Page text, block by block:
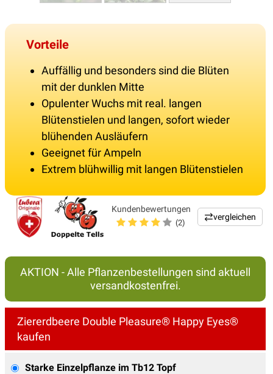
Vorteile
Auffällig und besonders sind die Blüten
mit der dunklen Mitte
Opulenter Wuchs mit real. langen
Blütenstielen und langen, sofort wieder
blühenden Ausläufern
Geeignet für Ampeln
Extrem blühwillig mit langen Blütenstielen
Kundenbewertungen
(2)
vergleichen
AKTION - Alle Pflanzenbestellungen sind aktuell
versandkostenfrei.
Ziererdbeere Double Pleasure® Happy Eyes®
kaufen
Starke Einzelpflanze im Tb12 Topf